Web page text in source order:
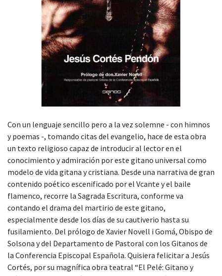
Con un lenguaje sencillo pero a la vez solemne - con himnos
y poemas -, tomando citas del evangelio, hace de esta obra
un texto religioso capaz de introducir al lector en el
conocimiento y admiración por este gitano universal como
modelo de vida gitana y cristiana. Desde una narrativa de gran
contenido poético escenificado por el Vcante y el baile
flamenco, recorre la Sagrada Escritura, conforme va
contando el drama del martirio de este gitano,
especialmente desde los días de su cautiverio hasta su
fusilamiento. Del prólogo de Xavier Novell i Gomá, Obispo de
Solsona y del Departamento de Pastoral con los Gitanos de
la Conferencia Episcopal Española. Quisiera felicitar a Jesús
Cortés, por su magnífica obra teatral “El Pelé: Gitano y